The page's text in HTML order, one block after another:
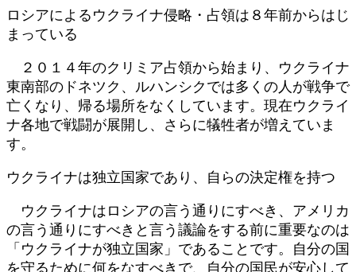
ロシアによるウクライナ侵略・占領は８年前からはじ
まっている
２０１４年のクリミア占領から始まり、ウクライナ
東南部のドネツク、ルハンシクでは多くの人が戦争で
亡くなり、帰る場所をなくしています。現在ウクライ
ナ各地で戦闘が展開し、さらに犠牲者が増えていま
す。
ウクライナは独立国家であり、自らの決定権を持つ
ウクライナはロシアの言う通りにすべき、アメリカ
の言う通りにすべきと言う議論をする前に重要なのは
「ウクライナが独立国家」であることです。自分の国
を守るために何をなすべきで、自分の国民が安心して